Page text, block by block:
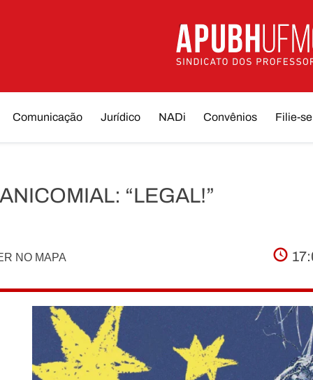
Comunicação Jurídico NADi Convênios Filie-se
“LEGAL!”
NO MAPA